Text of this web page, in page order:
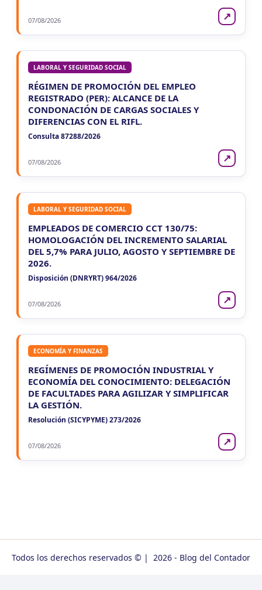
07/08/2026 ↗
LABORAL Y SEGURIDAD SOCIAL
RÉGIMEN DE PROMOCIÓN DEL EMPLEO
REGISTRADO (PER): ALCANCE DE LA
CONDONACIÓN DE CARGAS SOCIALES Y
DIFERENCIAS CON EL RIFL.
Consulta 87288/2026
07/08/2026 ↗
LABORAL Y SEGURIDAD SOCIAL
EMPLEADOS DE COMERCIO CCT 130/75:
HOMOLOGACIÓN DEL INCREMENTO SALARIAL
DEL 5,7% PARA JULIO, AGOSTO Y SEPTIEMBRE DE
2026.
Disposición (DNRYRT) 964/2026
07/08/2026 ↗
ECONOMÍA Y FINANZAS
REGÍMENES DE PROMOCIÓN INDUSTRIAL Y
ECONOMÍA DEL CONOCIMIENTO: DELEGACIÓN
DE FACULTADES PARA AGILIZAR Y SIMPLIFICAR
LA GESTIÓN.
Resolución (SICYPYME) 273/2026
07/08/2026 ↗
Todos los derechos reservados © | 2026 - Blog del Contador